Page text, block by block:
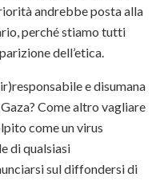
andrebbe posta alla
perché stiamo tutti
dell’etica.
e disumana
Come altro vagliare
come un virus
di qualsiasi
sul diffondersi di